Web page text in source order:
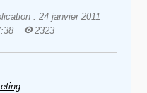
: 24 janvier 2011
2323